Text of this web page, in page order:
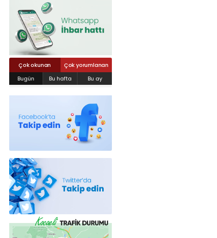
Çok okunan
Çok yorumlanan
Bugün
Bu hafta Bu ay
Yahya Kaptan Mahallesi Akkavaklar
Caddesi No:17/4 İzmit-KOCAELİ